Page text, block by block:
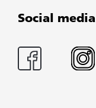
Social media